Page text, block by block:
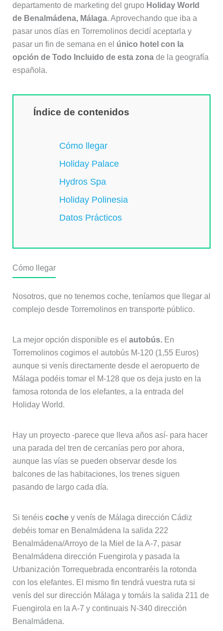
departamento de marketing del grupo Holiday World
de Benalmádena, Málaga. Aprovechando que iba a
pasar unos días en Torremolinos decidí aceptarla y
pasar un fin de semana en el único hotel con la
opción de Todo Incluido de esta zonade la geografía
española.
Índice de contenidos
Cómo llegar
Holiday Palace
Hydros Spa
Holiday Polinesia
Datos Prácticos
Cómo llegar
Nosotros, que no tenemos coche, teníamos que llegar al
complejo desde Torremolinos en transporte público.
La mejor opción disponible es el autobús.En
Torremolinos cogimos el autobús M-120 (1,55 Euros)
aunque si venís directamente desde el aeropuerto de
Málaga podéis tomar el M-128 que os deja justo en la
famosa rotonda de los elefantes, a la entrada del
Holiday World.
Hay un proyecto -parece que lleva años así- para hacer
una parada del tren de cercanías pero por ahora,
aunque las vías se pueden observar desde los
balcones de las habitaciones, los trenes siguen
pasando de largo cada día.
Si tenéiscochey venís de Málaga dirección Cádiz
debéis tomar en Benalmádena la salida 222
Benalmádena/Arroyo de la Miel de la A-7, pasar
Benalmádena dirección Fuengirola y pasada la
Urbanización Torrequebrada encontraréis la rotonda
con los elefantes. El mismo fin tendrá vuestra ruta si
venís del sur dirección Málaga y tomáis la salida 211 de
Fuengirola en la A-7 y continuais N-340 dirección
Benalmádena.